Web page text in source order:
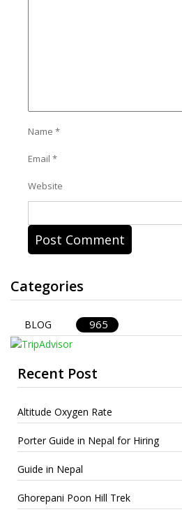
Name *
Email *
Website
Categories
BLOG 965
Recent Post
Altitude Oxygen Rate
Porter Guide in Nepal for Hiring
Guide in Nepal
Ghorepani Poon Hill Trek